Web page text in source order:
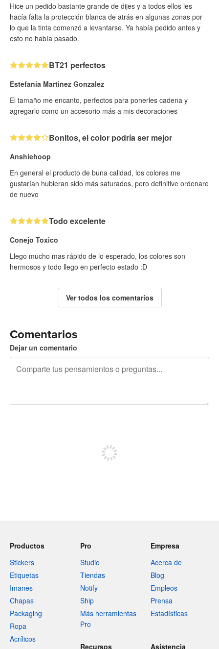
Hice un pedido bastante grande de dijes y a todos ellos les
hacía falta la protección blanca de atrás en algunas zonas por
lo que la tinta comenzó a levantarse. Ya había pedido antes y
esto no había pasado.
BT21 perfectos
Estefania Martinez Gonzalez
El tamaño me encanto, perfectos para ponerles cadena y
agregarlo como un accesorio más a mis decoraciones
Bonitos, el color podría ser mejor
Anshiehoop
En general el producto de buna calidad, los colores me
gustarían hubieran sido más saturados, pero definitive ordenare
de nuevo
Todo excelente
Conejo Toxico
Llego mucho mas rápido de lo esperado, los colores son
hermosos y todo llego en perfecto estado :D
Ver todos los comentarios
Comentarios
Dejar un comentario
Productos
Stickers
Etiquetas
Imanes
Chapas
Packaging
Ropa
Acrílicos
Pro
Studio
Tiendas
Notify
Ship
Más herramientas
Pro
Empresa
Acerca de
Blog
Empleos
Prensa
Estadísticas
Recursos Asistencia